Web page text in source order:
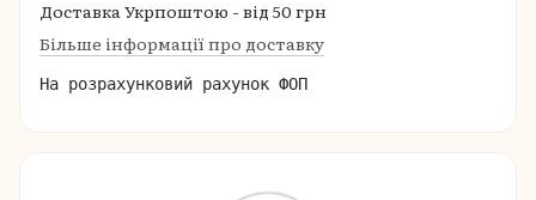
Доставка Укрпоштою - від 50 грн
Більше інформації про доставку
На розрахунковий рахунок ФОП